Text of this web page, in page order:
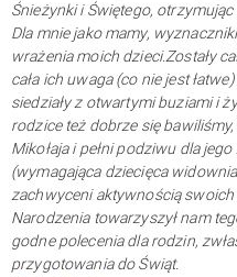
Śnieżynki i Świętego,
Dla mnie jako mamy,
wrażenia moich dzieci.Zostały
cała ich uwaga (co nie jest
siedziały z otwartymi buziami i
rodzice też dobrze się
Mikołaja i pełni podziwu dla
(wymagająca dziecięca
zachwyceni aktywnością
Narodzenia towarzyszył nam
godne polecenia dla rodzin,
przygotowania do Świąt.